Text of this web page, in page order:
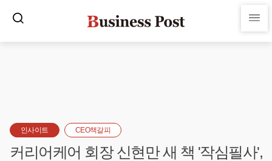
인사이트 CEO책갈피
커리어케어 회장 신현만 새 책 '작심필사',